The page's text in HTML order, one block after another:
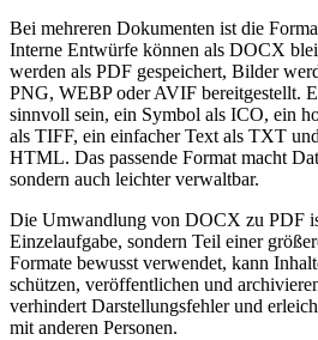
Bei mehreren Dokumenten ist die
Interne Entwürfe können als DOCX
werden als PDF gespeichert, Bilder
PNG, WEBP oder AVIF bereitgestellt.
sinnvoll sein, ein Symbol als ICO, ein
als TIFF, ein einfacher Text als TXT
HTML. Das passende Format macht
sondern auch leichter verwaltbar.
Die Umwandlung von DOCX zu PDF
Einzelaufgabe, sondern Teil einer
Formate bewusst verwendet, kann
schützen, veröffentlichen und
verhindert Darstellungsfehler und
mit anderen Personen.